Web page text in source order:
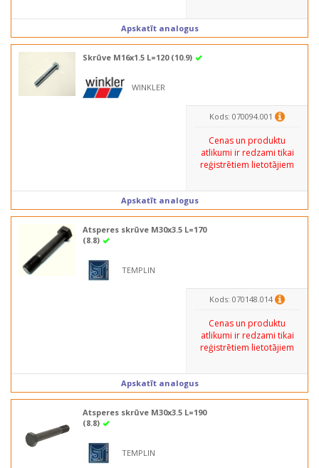
Apskatīt analogus
Skrūve M16x1.5 L=120 (10.9)
WINKLER
Kods: 070094.001
Cenas un produktu
atlikumi ir redzami tikai
reģistrētiem lietotājiem
Apskatīt analogus
Atsperes skrūve M30x3.5 L=170
(8.8)
TEMPLIN
Kods: 070148.014
Cenas un produktu
atlikumi ir redzami tikai
reģistrētiem lietotājiem
Apskatīt analogus
Atsperes skrūve M30x3.5 L=190
(8.8)
TEMPLIN